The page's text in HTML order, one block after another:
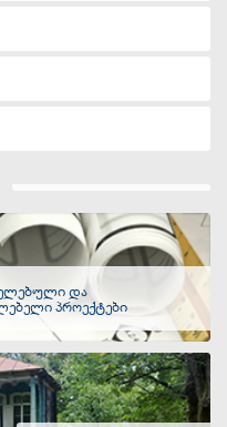
და
პროექტები